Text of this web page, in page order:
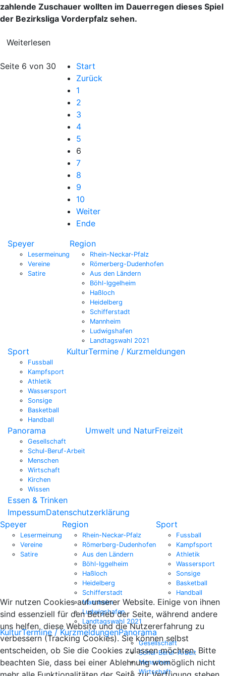
zahlende Zuschauer wollten im Dauerregen dieses Spiel
der Bezirksliga Vorderpfalz sehen.
Weiterlesen
Seite 6 von 30
Start
Zurück
1
2
3
4
5
6
7
8
9
10
Weiter
Ende
Speyer
Lesermeinung
Vereine
Satire
Region
Rhein-Neckar-Pfalz
Römerberg-Dudenhofen
Aus den Ländern
Böhl-Iggelheim
Haßloch
Heidelberg
Schifferstadt
Mannheim
Ludwigshafen
Landtagswahl 2021
Sport
Fussball
Kampfsport
Athletik
Wassersport
Sonsige
Basketball
Handball
KulturTermine / Kurzmeldungen
Panorama
Gesellschaft
Schul-Beruf-Arbeit
Menschen
Wirtschaft
Kirchen
Wissen
Umwelt und NaturFreizeit
Essen & Trinken
ImpessumDatenschutzerklärung
Speyer
Lesermeinung
Vereine
Satire
Region
Rhein-Neckar-Pfalz
Römerberg-Dudenhofen
Aus den Ländern
Böhl-Iggelheim
Haßloch
Heidelberg
Schifferstadt
Mannheim
Ludwigshafen
Landtagswahl 2021
Sport
Fussball
Kampfsport
Athletik
Wassersport
Sonsige
Basketball
Handball
KulturTermine / KurzmeldungenPanorama
Gesellschaft
Schul-Beruf-Arbeit
Menschen
Wirtschaft
Wir nutzen Cookies auf unserer Website. Einige von ihnen
sind essenziell für den Betrieb der Seite, während andere
uns helfen, diese Website und die Nutzererfahrung zu
verbessern (Tracking Cookies). Sie können selbst
entscheiden, ob Sie die Cookies zulassen möchten. Bitte
beachten Sie, dass bei einer Ablehnung womöglich nicht